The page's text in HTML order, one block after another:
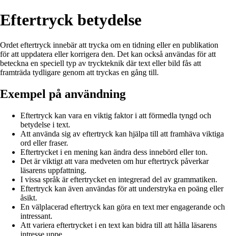
Eftertryck betydelse
Ordet eftertryck innebär att trycka om en tidning eller en publikation
för att uppdatera eller korrigera den. Det kan också användas för att
beteckna en speciell typ av tryckteknik där text eller bild fås att
framträda tydligare genom att tryckas en gång till.
Exempel på användning
Eftertryck kan vara en viktig faktor i att förmedla tyngd och
betydelse i text.
Att använda sig av eftertryck kan hjälpa till att framhäva viktiga
ord eller fraser.
Eftertrycket i en mening kan ändra dess innebörd eller ton.
Det är viktigt att vara medveten om hur eftertryck påverkar
läsarens uppfattning.
I vissa språk är eftertrycket en integrerad del av grammatiken.
Eftertryck kan även användas för att understryka en poäng eller
åsikt.
En välplacerad eftertryck kan göra en text mer engagerande och
intressant.
Att variera eftertrycket i en text kan bidra till att hålla läsarens
intresse uppe.